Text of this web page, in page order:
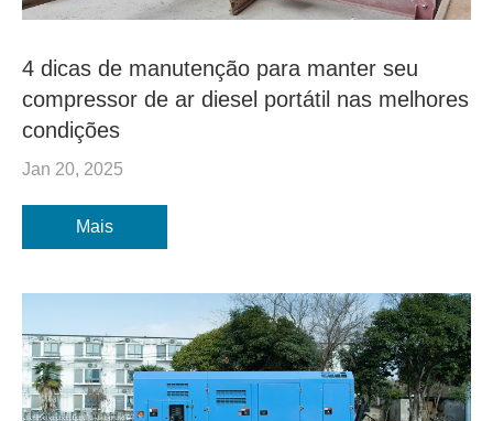
4 dicas de manutenção para manter seu
compressor de ar diesel portátil nas melhores
condições
Jan 20, 2025
Mais